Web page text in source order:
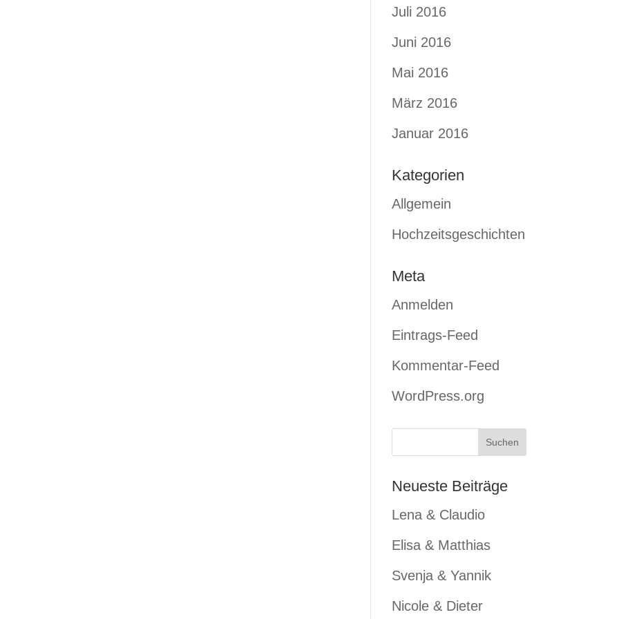
Juli 2016
Juni 2016
Mai 2016
März 2016
Januar 2016
Kategorien
Allgemein
Hochzeitsgeschichten
Meta
Anmelden
Eintrags-Feed
Kommentar-Feed
WordPress.org
Neueste Beiträge
Lena & Claudio
Elisa & Matthias
Svenja & Yannik
Nicole & Dieter